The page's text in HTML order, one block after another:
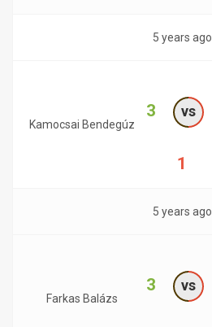
5 years ago
Kamocsai Bendegúz
3 vs
1
5 years ago
Farkas Balázs
3 vs